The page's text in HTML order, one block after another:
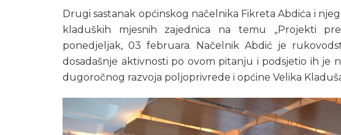
Drugi sastanak općinskog načelnika Fikreta Abdića i
kladuških mjesnih zajednica na temu „Projekti
ponedjeljak, 03 februara. Načelnik Abdić je
dosadašnje aktivnosti po ovom pitanju i podsjetio ih je
dugoročnog razvoja poljoprivrede i općine Velika